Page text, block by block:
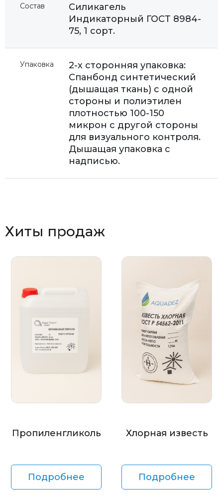
Состав
Силикагель
Индикаторный ГОСТ 8984-
75, 1 сорт.
Упаковка
2-х сторонняя упаковка:
Спанбонд синтетический
(дышащая ткань) с одной
стороны и полиэтилен
плотностью 100-150
микрон с другой стороны
для визуального контроля.
Дышащая упаковка с
надписью.
Хиты продаж
Пропиленгликоль
Подробнее
Хлорная известь
Подробнее